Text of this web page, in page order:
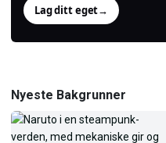
Lag ditt eget→
Nyeste Bakgrunner